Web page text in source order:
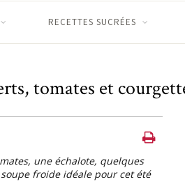
RECETTES SUCRÉES
tomates et
une échalote, quelques
froide idéale pour cet été